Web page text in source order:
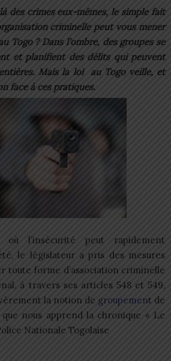
des crimes eux-mêmes, le simple fait
criminelle peut vous mener
Togo ? Dans l’ombre, des groupes se
et planifient des délits qui peuvent
Mais la loi au Togo veille, et
face à ces pratiques.
l’insécurité peut rapidement
le législateur a pris des mesures
toute forme d’association criminelle
à travers ses articles 548 et 549,
la notion de groupement de
que nous apprend la chronique « Le
Nationale Togolaise